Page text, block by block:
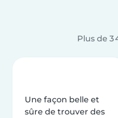
Plus de 3
Une façon belle et
sûre de trouver des